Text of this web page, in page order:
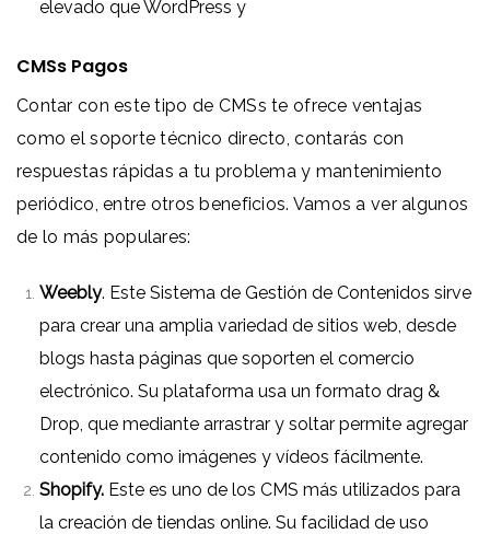
elevado que WordPress y
CMSs Pagos
Contar con este tipo de CMSs te ofrece ventajas
como el soporte técnico directo, contarás con
respuestas rápidas a tu problema y mantenimiento
periódico, entre otros beneficios. Vamos a ver algunos
de lo más populares:
Weebly. Este Sistema de Gestión de Contenidos sirve
para crear una amplia variedad de sitios web, desde
blogs hasta páginas que soporten el comercio
electrónico. Su plataforma usa un formato drag &
Drop, que mediante arrastrar y soltar permite agregar
contenido como imágenes y vídeos fácilmente.
Shopify. Este es uno de los CMS más utilizados para
la creación de tiendas online. Su facilidad de uso